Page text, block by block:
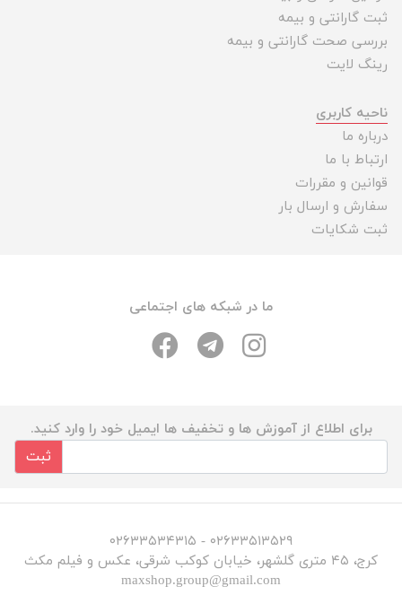
ثبت گارانتی و بیمه
بررسی صحت گارانتی و بیمه
رینگ لایت
ناحیه کاربری
درباره ما
ارتباط با ما
قوانین و مقررات
سفارش و ارسال بار
ثبت شکایات
ما در شبکه های اجتماعی
برای اطلاع از آموزش ها و تخفیف ها ایمیل خود را وارد کنید.
ثبت
۰۲۶۳۳۵۱۳۵۲۹ - ۰۲۶۳۳۵۳۴۳۱۵
کرج، ۴۵ متری گلشهر، خیابان کوکب شرقی، عکس و فیلم مکث
maxshop.group@gmail.com